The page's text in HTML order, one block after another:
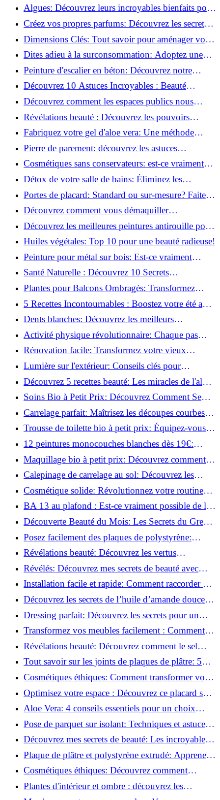
revitaliser les peaux fatiguées!
Algues: Découvrez leurs incroyables bienfaits pour
la santé et la beauté!
Créez vos propres parfums: Découvrez les secrets
de la fabrication artisanale!
Dimensions Clés: Tout savoir pour aménager votre
salle de bains!
Dites adieu à la surconsommation: Adoptez une
vie plus simple!
Peinture d'escalier en béton: Découvrez notre
tutoriel facile et rapide!
Découvrez 10 Astuces Incroyables : Beauté
Naturelle avec le Concombre !
Découvrez comment les espaces publics nous
incitent à être plus actifs : Révélations surprenantes!
Révélations beauté : Découvrez les pouvoirs
insoupçonnés du concombre!
Fabriquez votre gel d'aloe vera: Une méthode
simple et rapide à la maison!
Pierre de parement: découvrez les astuces
infaillibles pour un nettoyage parfait!
Cosmétiques sans conservateurs: est-ce vraiment
possible?
Détox de votre salle de bains: Éliminez les
ingrédients nocifs dès maintenant!
Portes de placard: Standard ou sur-mesure? Faites
le meilleur choix!
Découvrez comment vous démaquiller
naturellement: Astuces et secrets révélés!
Découvrez les meilleures peintures antirouille pour
le fer: Top 12 analysé!
Huiles végétales: Top 10 pour une beauté radieuse!
Peinture pour métal sur bois: Est-ce vraiment
possible?
Santé Naturelle : Découvrez 10 Secrets
Incontournables pour un Bien-être Optimal!
Plantes pour Balcons Ombragés: Transformez
votre Terrasse en Oasis Verte!
5 Recettes Incontournables : Boostez votre été avec
des huiles essentielles!
Dents blanches: Découvrez les meilleurs
ingrédients naturels!
Activité physique révolutionnaire: Chaque pas
compte pour votre santé!
Rénovation facile: Transformez votre vieux
parquet irrégulier en un clin d'œil!
Lumière sur l'extérieur: Conseils clés pour
concevoir et installer votre éclairage!
Découvrez 5 recettes beauté: Les miracles de l'aloe
vera pour votre peau!
Soins Bio à Petit Prix: Découvrez Comment Se
Chouchouter Pour Moins de 35€!
Carrelage parfait: Maîtrisez les découpes courbes
facilement!
Trousse de toilette bio à petit prix: Équipez-vous
pour moins de 25€!
12 peintures monocouches blanches dès 19€:
Découvrez les meilleures offres!
Maquillage bio à petit prix: Découvrez comment
s'équiper pour moins de 50€!
Calepinage de carrelage au sol: Découvrez les
astuces incontournables!
Cosmétique solide: Révolutionnez votre routine
beauté pour zéro déchet!
BA 13 au plafond : Est-ce vraiment possible de les
coller ?
Découverte Beauté du Mois: Les Secrets du Green
Glamour !
Posez facilement des plaques de polystyrène:
Transformez votre plafond sans effort !
Révélations beauté: Découvrez les vertus
insoupçonnées de l'huile de coco!
Révélés: Découvrez mes secrets de beauté avec
l'huile de ricin!
Installation facile et rapide: Comment raccorder un
luminaire au plafond!
Découvrez les secrets de l’huile d’amande douce :
Pourquoi vous devez l'adopter!
Dressing parfait: Découvrez les secrets pour un
rangement optimal!
Transformez vos meubles facilement : Comment
installer des roulettes en un clin d'œil !
Révélations beauté: Découvrez comment le sel
transforme votre routine!
Tout savoir sur les joints de plaques de plâtre: 5
questions clés pour comprendre les fissures!
Cosmétiques éthiques: Comment transformer votre
routine beauté!
Optimisez votre espace : Découvrez ce placard sous
rampant à portes coulissantes!
Aloe Vera: 4 conseils essentiels pour un choix
parfait!
Pose de parquet sur isolant: Techniques et astuces
pour un sol parfait!
Découvrez mes secrets de beauté: Les incroyables
vertus du raisin!
Plaque de plâtre et polystyrène extrudé: Apprenez
à les coller efficacement!
Cosmétiques éthiques: Découvrez comment
transformer votre routine beauté!
Plantes d'intérieur et ombre : découvrez les
meilleures pour votre maison !